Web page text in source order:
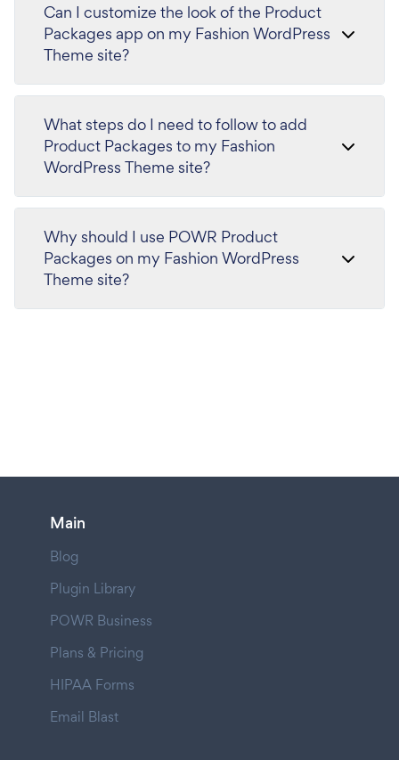
Can I customize the look of the Product
Packages app on my Fashion WordPress
Theme site?
What steps do I need to follow to add
Product Packages to my Fashion
WordPress Theme site?
Why should I use POWR Product
Packages on my Fashion WordPress
Theme site?
Main
Blog
Plugin Library
POWR Business
Plans & Pricing
HIPAA Forms
Email Blast